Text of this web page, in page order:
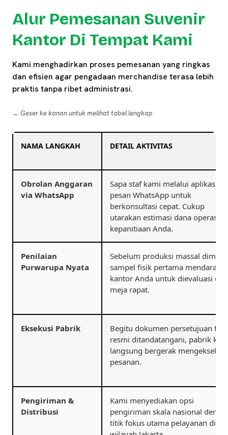
Alur Pemesanan Suvenir
Kantor Di Tempat Kami
Kami menghadirkan proses pemesanan yang ringkas
dan efisien agar pengadaan merchandise terasa lebih
praktis tanpa ribet administrasi.
↔️ Geser ke kanan untuk melihat tabel lengkap
NAMA LANGKAH DETAIL AKTIVITAS
Obrolan Anggaran
via WhatsApp
Sapa staf kami melalui aplikasi
pesan WhatsApp untuk
berkonsultasi cepat. Cukup
utarakan estimasi dana
kepanitiaan Anda.
Penilaian
Purwarupa Nyata
Sebelum produksi massal
sampel fisik pertama mendarat di
kantor Anda untuk dievaluasi di
meja rapat.
Eksekusi Pabrik
Begitu dokumen persetujuan fisik
resmi ditandatangani, pabrik
langsung bergerak mengeksekusi
pesanan.
Pengiriman &
Distribusi
Kami menyediakan opsi
pengiriman skala nasional
titik fokus utama pelayanan di